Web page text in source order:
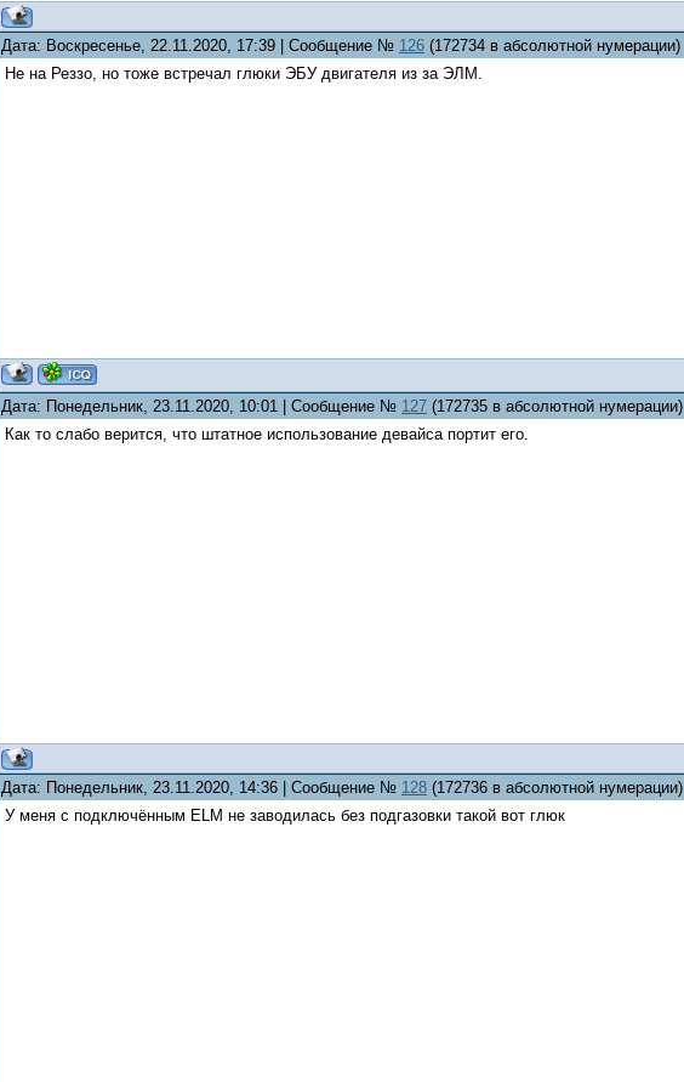
Дата: Воскресенье, 22.11.2020, 17:39 | Сообщение № 126 (172734 в абсолютной нумерации)
Не на Реззо, но тоже встречал глюки ЭБУ двигателя из за ЭЛМ.
Дата: Понедельник, 23.11.2020, 10:01 | Сообщение № 127 (172735 в абсолютной нумерации)
Как то слабо верится, что штатное использование девайса портит его.
Дата: Понедельник, 23.11.2020, 14:36 | Сообщение № 128 (172736 в абсолютной нумерации)
У меня с подключённым ELM не заводилась без подгазовки такой вот глюк